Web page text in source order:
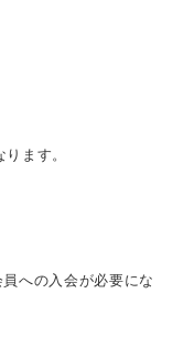
ます。
への入会が必要にな